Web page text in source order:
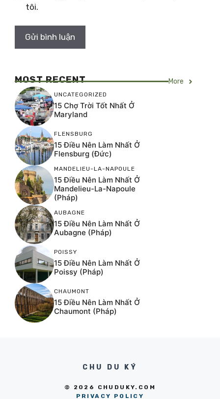
tôi.
MOST RECENT More
UNCATEGORIZED
15 Chợ Trời Tốt Nhất Ở
Maryland
FLENSBURG
15 Điều Nên Làm Nhất Ở
Flensburg (Đức)
MANDELIEU-LA-NAPOULE
15 Điều Nên Làm Nhất Ở
Mandelieu-La-Napoule
(Pháp)
AUBAGNE
15 Điều Nên Làm Nhất Ở
Aubagne (Pháp)
POISSY
15 Điều Nên Làm Nhất Ở
Poissy (Pháp)
CHAUMONT
15 Điều Nên Làm Nhất Ở
Chaumont (Pháp)
CHU DU KÝ
© 2026 CHUDUKY.COM
PRIVACY POLICY